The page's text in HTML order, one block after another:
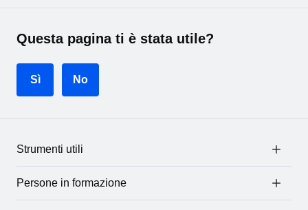
Questa pagina ti è stata utile?
Sì No
Strumenti utili
Persone in formazione